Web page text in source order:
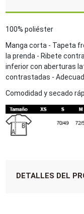
100% poliéster
Manga corta - Tapeta
la prenda - Ribete
inferior con aberturas
contrastadas -
Comodidad y secado
DETALLES DEL